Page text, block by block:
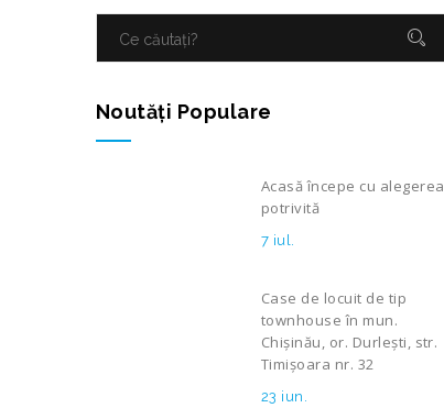
Noutăţi Populare
Acasă începe cu alegerea
potrivită
7 iul.
Case de locuit de tip
townhouse în mun.
Chișinău, or. Durlești, str.
Timișoara nr. 32
23 iun.